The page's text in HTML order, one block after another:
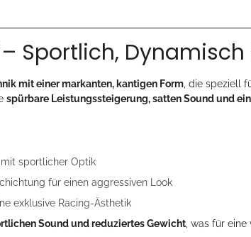
– Sportlich,
mit einer markanten, kantigen Form , die speziell
spürbare Leistungssteigerung, satten Sound und
sportlicher Optik
für einen aggressiven Look
exklusive Racing-Ästhetik
Sound und reduziertes Gewicht , was für